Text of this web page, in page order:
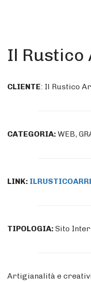
Il Rustico
CLIENTE: Il Rustico
CATEGORIA: WEB,
LINK:
TIPOLOGIA: Sito
Artigianalità e